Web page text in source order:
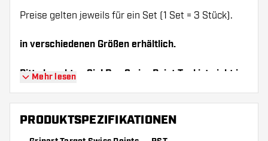
Preise gelten jeweils für ein Set (1 Set = 3 Stück).
in verschiedenen Größen erhältlich.
Bitte beachten Sie! Das Swiss Point Tool ist nicht im
Mehr lesen
PRODUKTSPEZIFIKATIONEN